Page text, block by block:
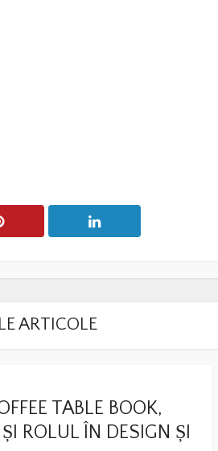
ARTICOLE
TABLE BOOK,
ROLUL ÎN DESIGN ȘI